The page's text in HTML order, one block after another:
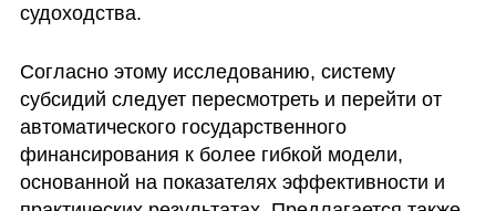
судоходства.
Согласно этому исследованию, систему
субсидий следует пересмотреть и перейти от
автоматического государственного
финансирования к более гибкой модели,
основанной на показателях эффективности и